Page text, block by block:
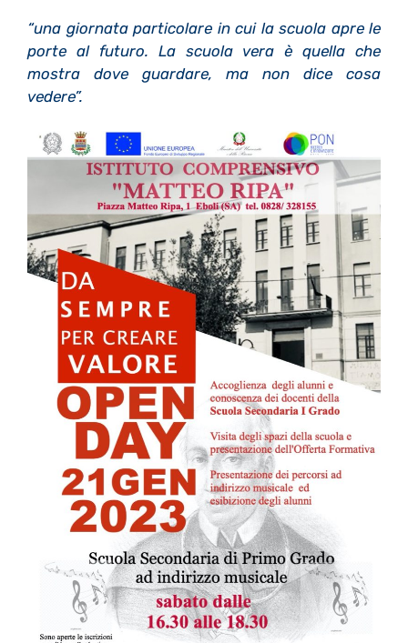
“una giornata particolare in cui la scuola apre le
porte al futuro. La scuola vera è quella che
mostra dove guardare, ma non dice cosa
vedere”.